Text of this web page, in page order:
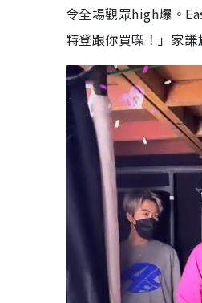
令全場觀眾high爆。
特登跟你買㗎！」家